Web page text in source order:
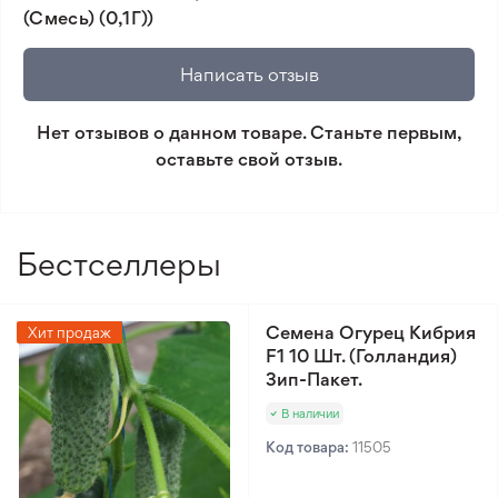
🛡️ Защита покупок. Возврат средств за товар,
который не соответствует ожиданиям. Согласно
условиям возврата.
Минимальный заказ 300 грн.
(Смесь) (0,1Г))
Написать отзыв
Нет отзывов о данном товаре. Станьте первым,
оставьте свой отзыв.
Бестселлеры
Хит продаж
Семена Огурец Кибрия
F1 10 Шт. (Голландия)
Зип-Пакет.
В наличии
Код товара: 11505